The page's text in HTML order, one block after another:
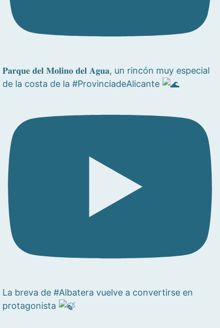
𝐏𝐚𝐫𝐪𝐮𝐞 𝐝𝐞𝐥 𝐌𝐨𝐥𝐢𝐧𝐨 𝐝𝐞𝐥 𝐀𝐠𝐮𝐚, un rincón muy especial
de la costa de la #ProvinciadeAlicante
La breva de #Albatera vuelve a convertirse en
protagonista